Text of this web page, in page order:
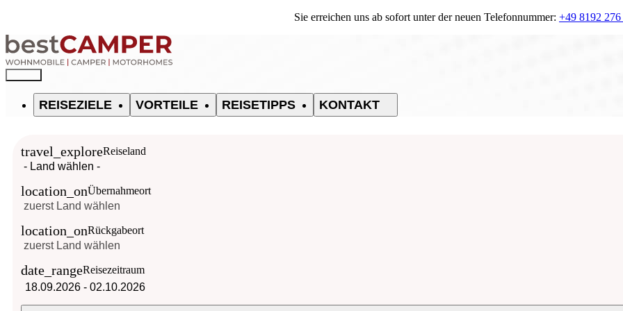
Sie erreichen uns ab sofort unter der neuen Telefonnummer: +49 8192 276
REISEZIELE VORTEILE REISETIPPS KONTAKT
travel_exploreReiseland
location_onÜbernahmeort
location_onRückgabeort
date_rangeReisezeitraum
18.09.2026 - 02.10.2026